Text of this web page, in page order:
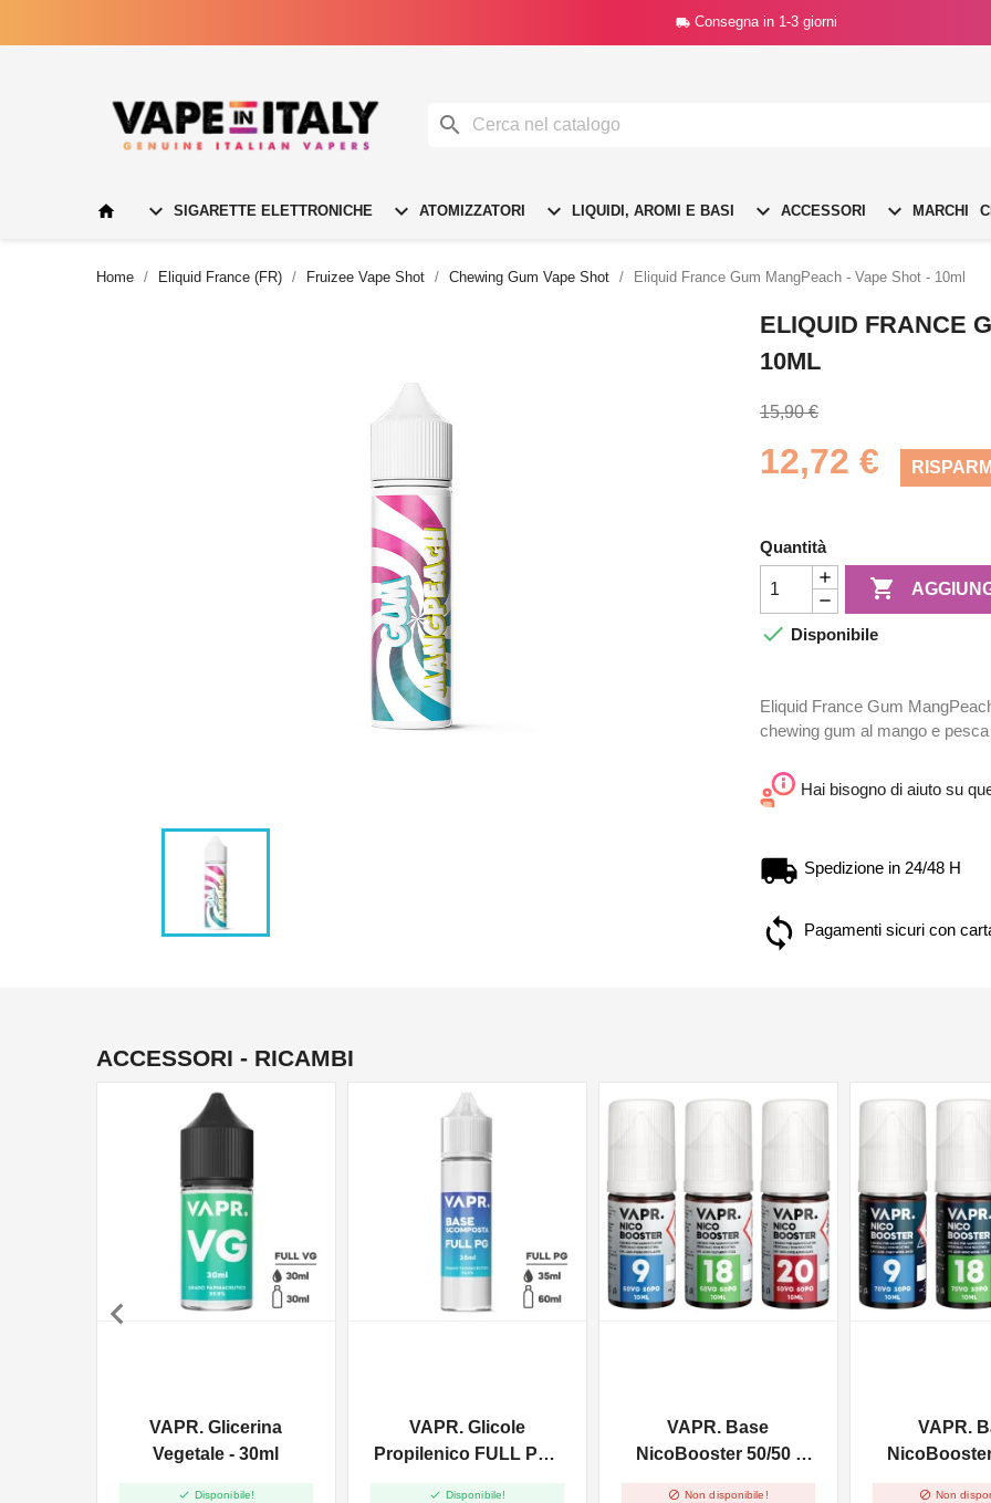
 Consegna in 1-3 giorni

  SIGARETTE ELETTRONICHE  ATOMIZZATORI  LIQUIDI, AROMI E BASI  ACCESSORI  MARCHI
Home Eliquid France (FR) Fruizee Vape Shot Chewing Gum Vape Shot Eliquid France Gum MangPeach - Vape Shot - 10ml
ELIQUID FRANCE
10ML
15,90 €
12,72 €
Quantità

 Disponibile
Eliquid France Gum
chewing gum al mango e
Hai bisogno di aiuto su
Spedizione in 24/48 H
Pagamenti sicuri con
ACCESSORI - RICAMBI
VAPR. Glicerina
Vegetale - 30ml
 Disponibile!
VAPR. Glicole
Propilenico FULL PG -
 Disponibile!
VAPR. Base
NicoBooster 50/50 -
 Non disponibile!
VAPR.
 Non
